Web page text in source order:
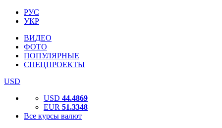
РУС
УКР
ВИДЕО
ФОТО
ПОПУЛЯРНЫЕ
СПЕЦПРОЕКТЫ
USD
USD 44.4869
EUR 51.3348
Все курсы валют